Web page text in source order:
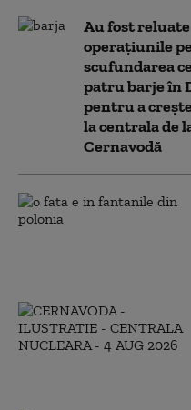
Au fost reluate
operațiunile
scufundarea
patru barje în
pentru a
la centrala de
Cernavodă